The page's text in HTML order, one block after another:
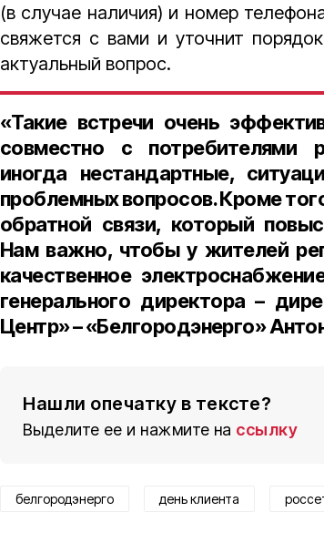
(в случае наличия) и номер
свяжется с вами и уточнит
актуальный вопрос.
«Такие встречи очень
совместно с потребителями
иногда нестандартные,
проблемных вопросов. Кроме
обратной связи, который
Нам важно, чтобы у жителей
качественное
генерального директора –
Центр» – «Белгородэнерго»
Нашли опечатку в тексте?
Выделите ее и нажмите на ссылку
белгородэнерго день клиента